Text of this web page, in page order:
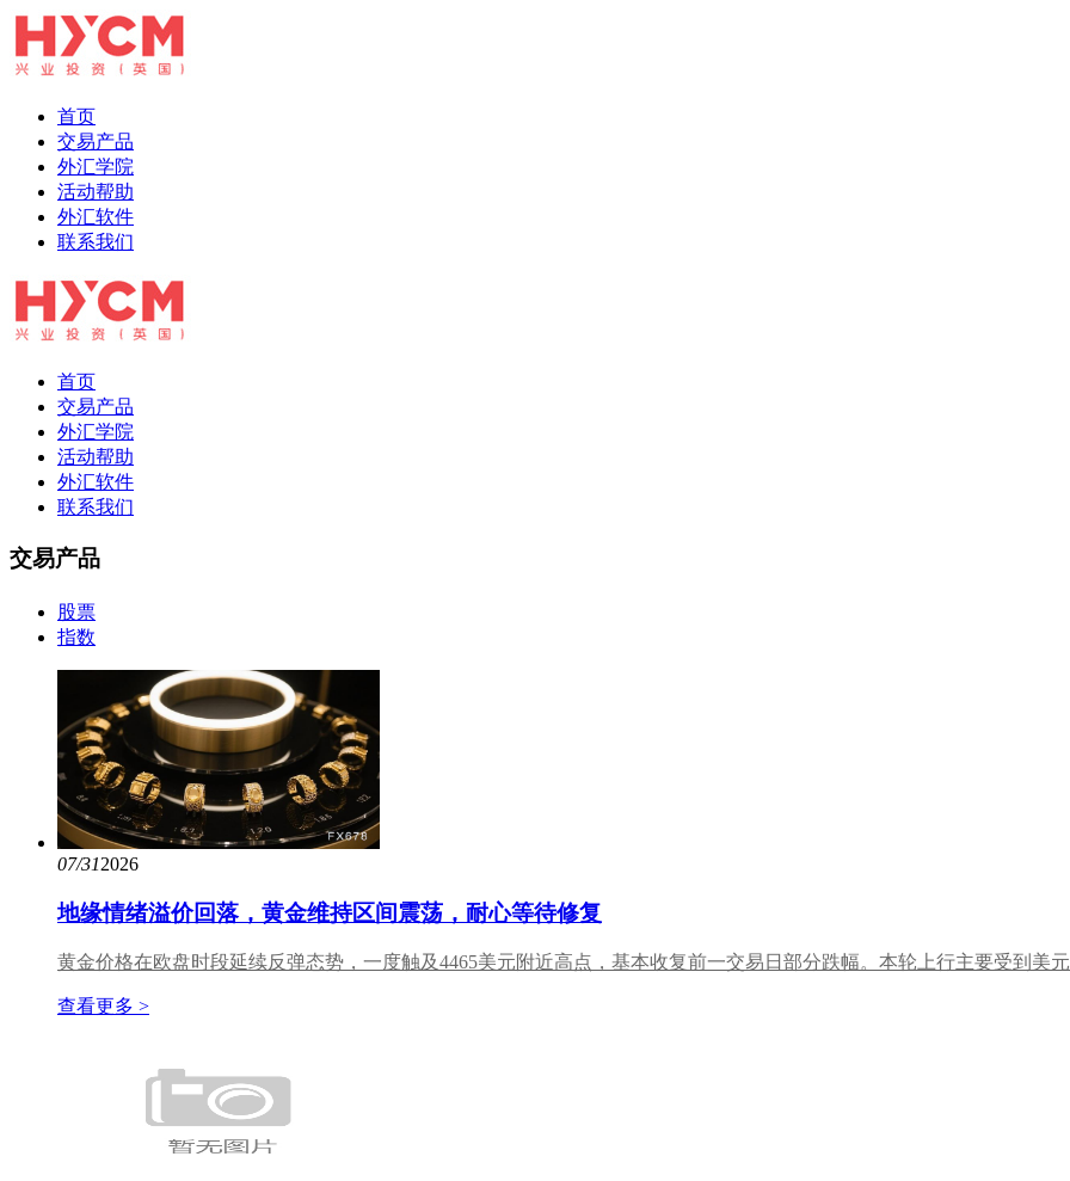
首页
交易产品
外汇学院
活动帮助
外汇软件
联系我们
首页
交易产品
外汇学院
活动帮助
外汇软件
联系我们
交易产品
股票
指数
07/312026
地缘情绪溢价回落，黄金维持区间震荡，耐心等待修复
黄金价格在欧盘时段延续反弹态势，一度触及4465美元附近高点，基本收复前一交易日部分跌幅。本轮上行主要受到美
查看更多 >